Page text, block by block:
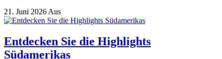
21. Juni 2026 Aus
Entdecken Sie die Highlights
Südamerikas